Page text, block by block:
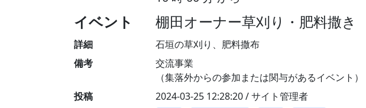
イベント 棚田オーナー草刈り・肥料撒き
詳細
石垣の草刈り、肥料撒布
備考
交流事業
（集落外からの参加または関与があるイベント）
投稿
2024-03-25 12:28:20 / サイト管理者